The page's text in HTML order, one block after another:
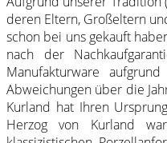
deren Eltern, Großeltern
schon bei uns gekauft
nach der
Manufakturware
Abweichungen über die
Kurland hat Ihren
Herzog von Kurland